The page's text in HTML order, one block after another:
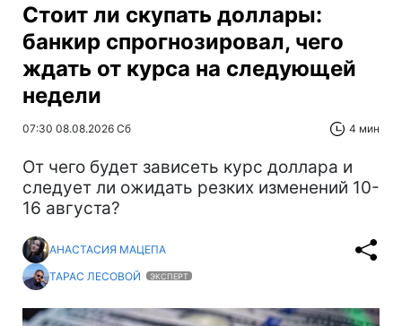
Стоит ли скупать доллары:
банкир спрогнозировал, чего
ждать от курса на следующей
недели
07:30 08.08.2026 Сб 4 мин
От чего будет зависеть курс доллара и
следует ли ожидать резких изменений 10-
16 августа?
АНАСТАСИЯ МАЦЕПА
ТАРАС ЛЕСОВОЙ
ЭКСПЕРТ